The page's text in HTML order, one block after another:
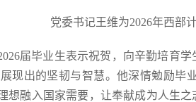
党委书记王维为2026年西部
届毕业生表示祝贺，向辛勤培育
现出的坚韧与智慧。他深情勉励
想融入国家需要，让奉献成为人生